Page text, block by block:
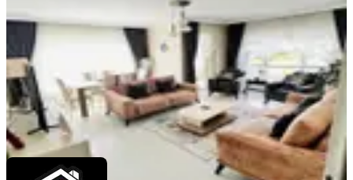
·4. Kat
8.300.000 ₺
HEMDEM Gayrimenkul Zafer Çiçek
Ara